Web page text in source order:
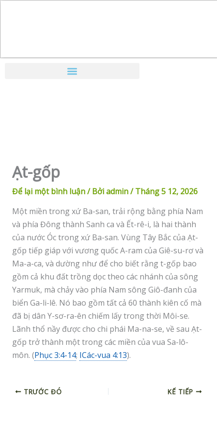
Ạt-gốp
Để lại một bình luận/ Bởiadmin/Tháng 5 12, 2026
Một miền trong xứ Ba-san, trải rộng bằng phía Nam
và phía Đông thành Sanh ca và Ết-rê-i, là hai thành
của nước Óc trong xứ Ba-san. Vùng Tây Bắc của Ạt-
gốp tiếp giáp với vương quốc A-ram của Giê-su-rơ và
Ma-a-ca, và dường như để cho biết rằng t-gốp bao
gồm cả khu đất trồng dọc theo các nhánh của sông
Yarmuk, mà chảy vào phía Nam sông Giô-đanh của
biển Ga-li-lê. Nó bao gồm tất cả 60 thành kiên cố mà
đã bị dân Y-sơ-ra-ên chiếm lấy trong thời Môi-se.
Lãnh thổ nầy được cho chi phái Ma-na-se, về sau Ạt-
gốp trở thành một trong các miền của vua Sa-lô-
môn. (Phục 3:4-14; ICác-vua 4:13).
TRƯỚC ĐÓ KẾ TIẾP